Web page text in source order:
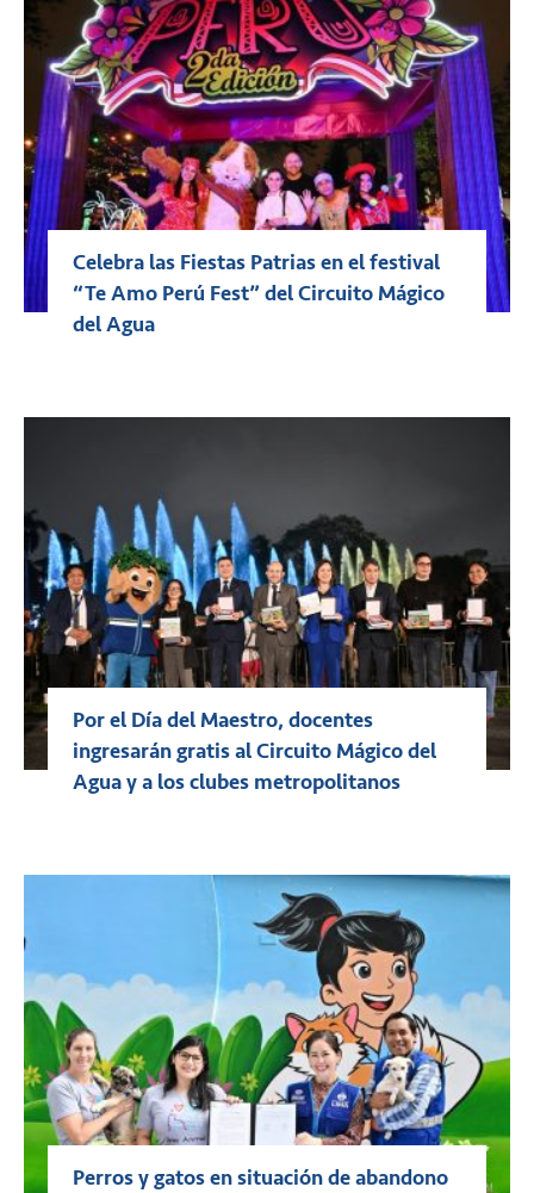
Celebra las Fiestas Patrias en el festival
“Te Amo Perú Fest” del Circuito Mágico
del Agua
Por el Día del Maestro, docentes
ingresarán gratis al Circuito Mágico del
Agua y a los clubes metropolitanos
Perros y gatos en situación de abandono